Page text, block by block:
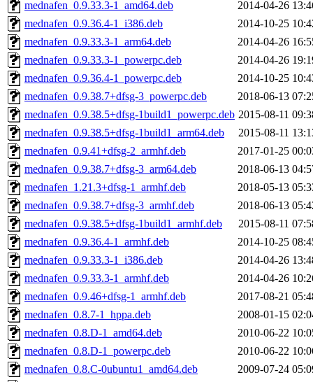
mednafen_0.9.33.3-1_amd64.deb
2014-04-26
mednafen_0.9.36.4-1_i386.deb
2014-10-25
mednafen_0.9.33.3-1_arm64.deb
2014-04-26
mednafen_0.9.33.3-1_powerpc.deb
2014-04-26
mednafen_0.9.36.4-1_powerpc.deb
2014-10-25
mednafen_0.9.38.7+dfsg-3_powerpc.deb
2018-06-13
mednafen_0.9.38.5+dfsg-1build1_powerpc.deb 2015-08-11
mednafen_0.9.38.5+dfsg-1build1_arm64.deb
2015-08-11
mednafen_0.9.41+dfsg-2_armhf.deb
2017-01-25
mednafen_0.9.38.7+dfsg-3_arm64.deb
2018-06-13
mednafen_1.21.3+dfsg-1_armhf.deb
2018-05-13
mednafen_0.9.38.7+dfsg-3_armhf.deb
2018-06-13
mednafen_0.9.38.5+dfsg-1build1_armhf.deb
2015-08-11
mednafen_0.9.36.4-1_armhf.deb
2014-10-25
mednafen_0.9.33.3-1_i386.deb
2014-04-26
mednafen_0.9.33.3-1_armhf.deb
2014-04-26
mednafen_0.9.46+dfsg-1_armhf.deb
2017-08-21
mednafen_0.8.7-1_hppa.deb
2008-01-15
mednafen_0.8.D-1_amd64.deb
2010-06-22
mednafen_0.8.D-1_powerpc.deb
2010-06-22
mednafen_0.8.C-0ubuntu1_amd64.deb
2009-07-24